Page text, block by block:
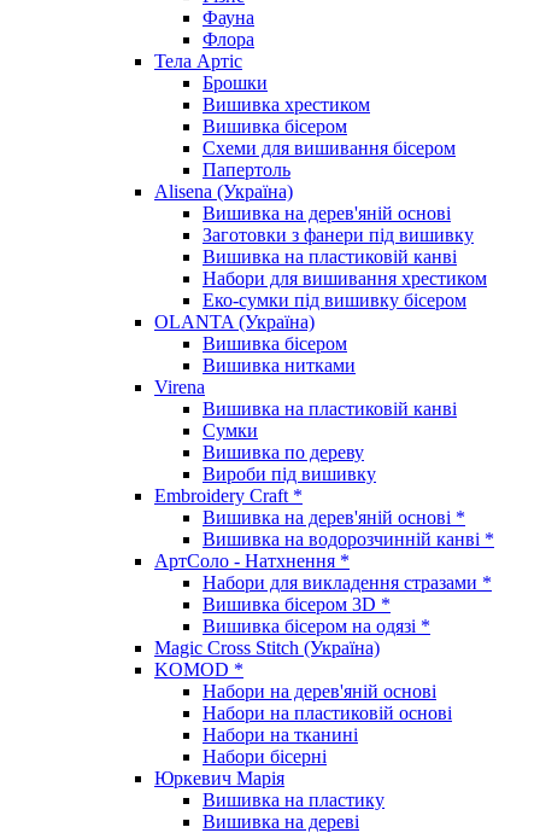
Фауна
Флора
Тела Артіс
Брошки
Вишивка хрестиком
Вишивка бісером
Схеми для вишивання бісером
Папертоль
Alisena (Україна)
Вишивка на дерев'яній основі
Заготовки з фанери під вишивку
Вишивка на пластиковій канві
Набори для вишивання хрестиком
Еко-сумки під вишивку бісером
OLANTA (Україна)
Вишивка бісером
Вишивка нитками
Virena
Вишивка на пластиковій канві
Сумки
Вишивка по дереву
Вироби під вишивку
Embroidery Craft *
Вишивка на дерев'яній основі *
Вишивка на водорозчинній канві *
АртСоло - Натхнення *
Набори для викладення стразами *
Вишивка бісером 3D *
Вишивка бісером на одязі *
Magic Cross Stitch (Україна)
KOMOD *
Набори на дерев'яній основі
Набори на пластиковій основі
Набори на тканині
Набори бісерні
Юркевич Марія
Вишивка на пластику
Вишивка на дереві